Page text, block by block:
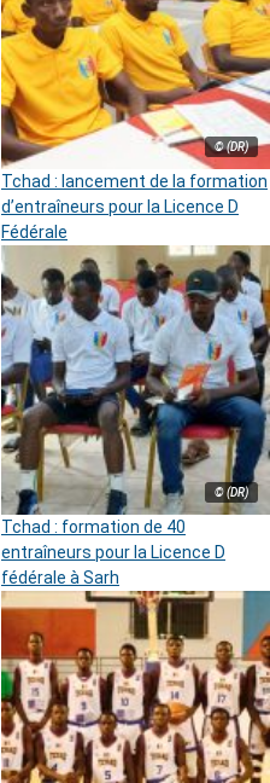
© (DR)
Tchad : lancement de la formation
d’entraîneurs pour la Licence D
Fédérale
© (DR)
Tchad : formation de 40
entraîneurs pour la Licence D
fédérale à Sarh